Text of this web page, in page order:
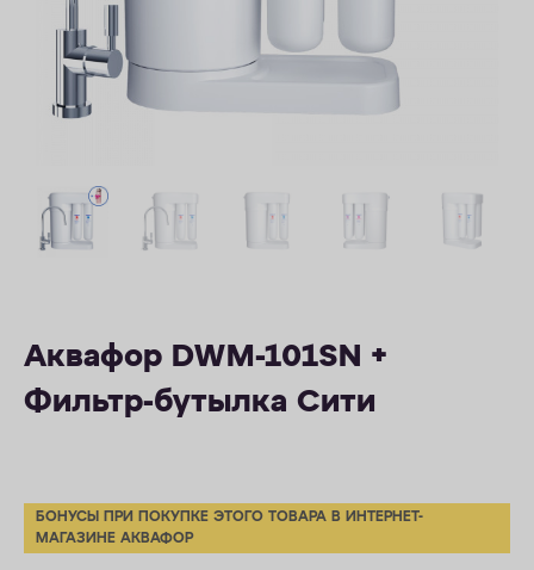
КОНТАКТЫ
Аквафор DWM-101SN +
Фильтр-бутылка Сити
БОНУСЫ ПРИ ПОКУПКЕ ЭТОГО ТОВАРА В ИНТЕРНЕТ-
МАГАЗИНЕ АКВАФОР